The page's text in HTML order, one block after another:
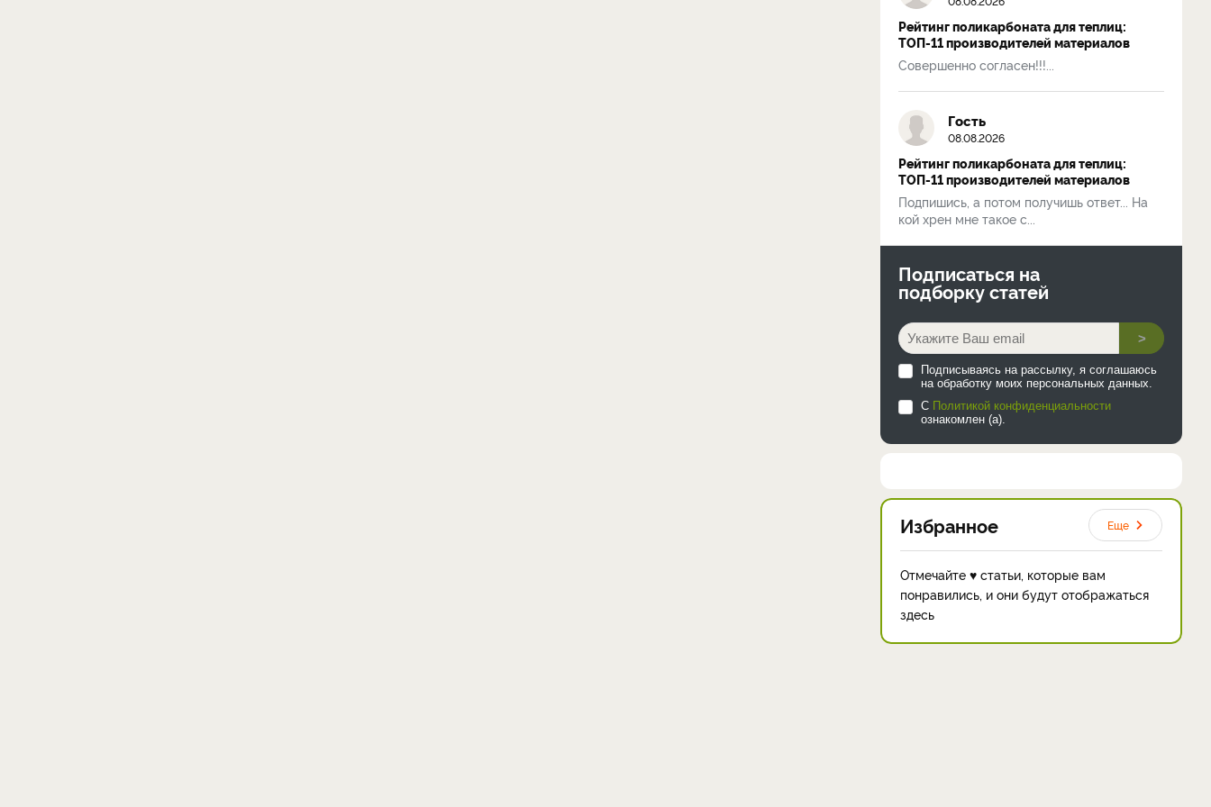
Рейтинг поликарбоната для теплиц:
ТОП-11 производителей материалов
Совершенно согласен!!!...
Гость
08.08.2026
Рейтинг поликарбоната для теплиц:
ТОП-11 производителей материалов
Подпишись, а потом получишь ответ... На
кой хрен мне такое с...
Подписаться на
подборку статей
>
Подписываясь на рассылку, я соглашаюсь
на обработку моих персональных данных.
С Политикой конфиденциальности
ознакомлен (а).
Избранное Еще
Отмечайте ♥ статьи, которые вам
понравились, и они будут отображаться
здесь